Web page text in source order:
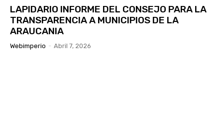
LAPIDARIO INFORME DEL CONSEJO PARA LA
TRANSPARENCIA A MUNICIPIOS DE LA
ARAUCANIA
Webimperio - Abril 7, 2026